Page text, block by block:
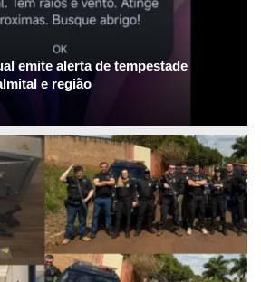
emite alerta de tempestade
e região